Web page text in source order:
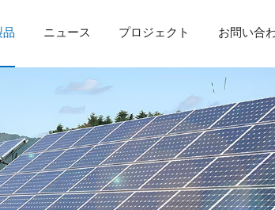
品 ニュース プロジェクト お問い合